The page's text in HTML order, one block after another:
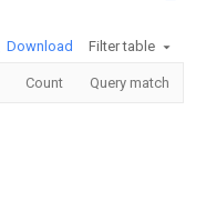
Download Filter table
Count Query match